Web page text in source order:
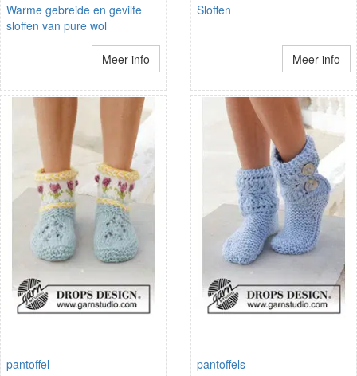
Warme gebreide en gevilte
sloffen van pure wol
Meer info
Sloffen
Meer info
pantoffel pantoffels